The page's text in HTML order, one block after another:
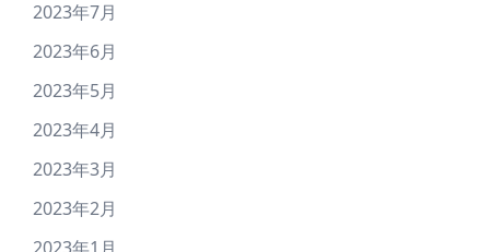
2023年7月
2023年6月
2023年5月
2023年4月
2023年3月
2023年2月